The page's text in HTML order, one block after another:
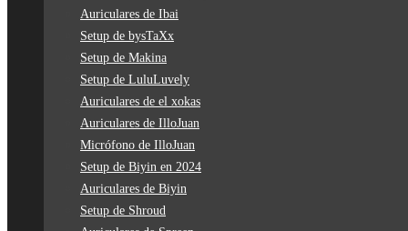
Auriculares de Ibai
Setup de bysTaXx
Setup de Makina
Setup de LuluLuvely
Auriculares de el xokas
Auriculares de IlloJuan
Micrófono de IlloJuan
Setup de Biyin en 2024
Auriculares de Biyin
Setup de Shroud